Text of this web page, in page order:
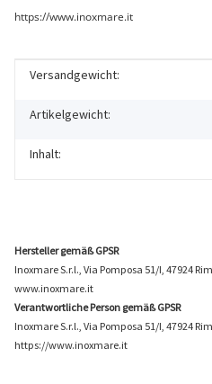
https://www.inoxmare.it
Produkteigenschaft
Wert
Versandgewicht:
Artikelgewicht:
Inhalt:
Hersteller gemäß GPSR
Inoxmare S.r.l., Via Pomposa 51/I, 47924
www.inoxmare.it
Verantwortliche Person gemäß GPSR
Inoxmare S.r.l., Via Pomposa 51/I, 47924
https://www.inoxmare.it